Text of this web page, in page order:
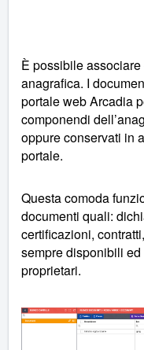
È possibile
anagrafica. I
portale web Arcadia
componendi
oppure conservati in
portale.
Questa comoda
documenti quali:
certificazioni,
sempre disponibili
proprietari.